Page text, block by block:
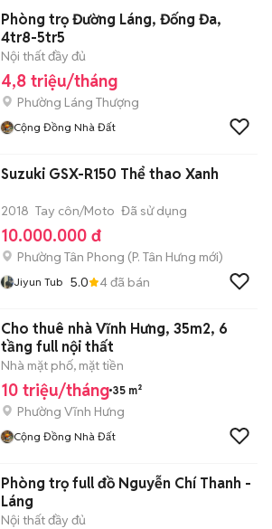
Phòng trọ Đường Láng, Đống Đa,
4tr8-5tr5
Nội thất đầy đủ
4,8 triệu/tháng
Phường Láng Thượng
Cộng Đồng Nhà Đất
Suzuki GSX-R150 Thể thao Xanh
2018 Tay côn/Moto Đã sử dụng
10.000.000 đ
Phường Tân Phong (P. Tân Hưng mới)
Jiyun Tub 5.0 4đã bán
Cho thuê nhà Vĩnh Hưng, 35m2, 6
tầng full nội thất
Nhà mặt phố, mặt tiền
10 triệu/tháng 35 m²
Phường Vĩnh Hưng
Cộng Đồng Nhà Đất
Phòng trọ full đồ Nguyễn Chí Thanh -
Láng
Nội thất đầy đủ